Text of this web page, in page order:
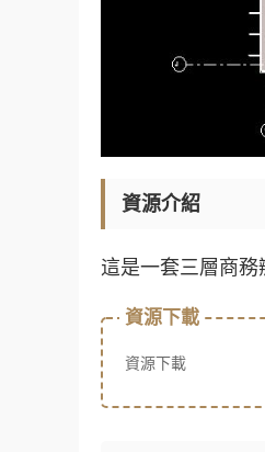
資源介紹
這是一套三層商
資源下載
資源下載